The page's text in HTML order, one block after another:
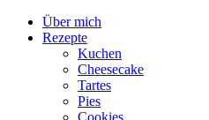
Über mich
Rezepte
Kuchen
Cheesecake
Tartes
Pies
Cookies